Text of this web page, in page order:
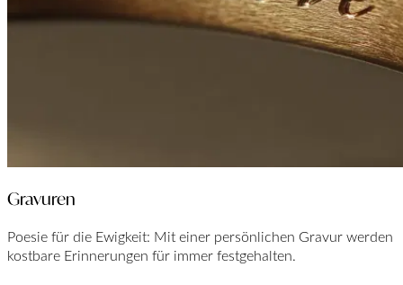
Gravuren
Poesie für die Ewigkeit: Mit einer persönlichen Gravur werden
kostbare Erinnerungen für immer festgehalten.